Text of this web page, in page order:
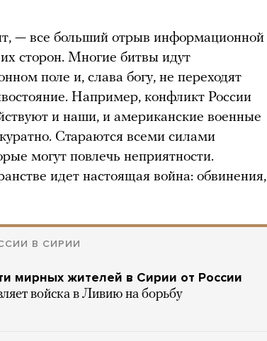
— все больший отрыв информационной
сторон. Многие битвы идут
поле и, слава богу, не переходят
Например, конфликт России
и наши, и американские военные
Стараются всеми силами
могут повлечь неприятности.
идет настоящая война: обвинения,
В СИРИИ
мирных жителей в Сирии от России
войска в Ливию на борьбу